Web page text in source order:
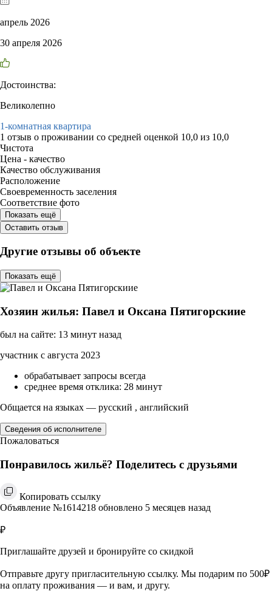
апрель 2026
30 апреля 2026
Достоинства:
Великолепно
1-комнатная квартира
1 отзыв о проживании со средней оценкой 10,0 из 10,0
Чистота
Цена - качество
Качество обслуживания
Расположение
Своевременность заселения
Соответствие фото
Показать ещё
Оставить отзыв
Другие отзывы об объекте
Показать ещё
Хозяин жилья: Павел и Оксана Пятигорскиие
был на сайте: 13 минут назад
участник с августа 2023
обрабатывает запросы всегда
среднее время отклика: 28 минут
Общается на языках — русский , английский
Сведения об исполнителе
Пожаловаться
Понравилось жильё? Поделитесь с друзьями
Копировать ссылку
Объявление №1614218 обновлено 5 месяцев назад
₽
Приглашайте друзей и бронируйте со скидкой
Отправьте другу пригласительную ссылку. Мы подарим по 500₽
на оплату проживания — и вам, и другу.